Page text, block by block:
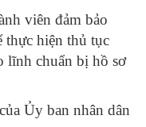
viên đảm bảo
thực hiện thủ tục
lĩnh chuẩn bị hồ sơ
Ủy ban nhân dân